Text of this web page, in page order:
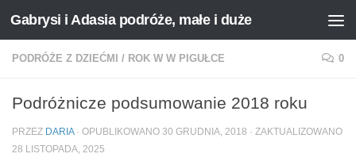
Przejdź do treści
Gabrysi i Adasia podróże, małe i duże
PODRÓŻE Z DZIEĆMI / ROK W W PIGUŁCE 0
Podróżnicze podsumowanie 2018 roku
PRZEZ DARIA · OPUBLIKOWANO 30 GRUDNIA, 2018 · ZAKTUALIZOWANO
28 LISTOPADA, 2025